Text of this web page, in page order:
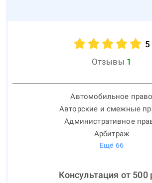
5
Отзывы 1
Автомобильное право
Авторские и смежные
Административное
Арбитраж
Ещё 66
Консультация от 500